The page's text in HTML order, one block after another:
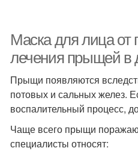
Маска для лица от
лечения прыщей в
Прыщи появляются
потовых и сальных желез.
воспалительный процесс,
Чаще всего прыщи
специалисты относят: